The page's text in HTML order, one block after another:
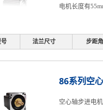
电机长度有
法兰尺寸 步距
86系列空
空心轴步进电